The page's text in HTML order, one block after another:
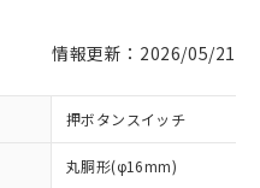
情報更新：2026/05/21
押ボタンスイッチ
丸胴形(φ16mm)